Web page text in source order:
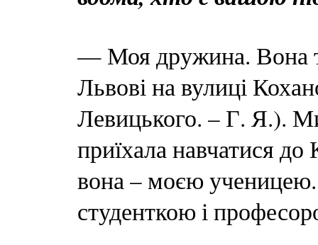
— Моя дружина. Вона
Львові на вулиці
Левицького. – Г. Я.).
приїхала навчатися
вона – моєю ученицею.
студенткою і